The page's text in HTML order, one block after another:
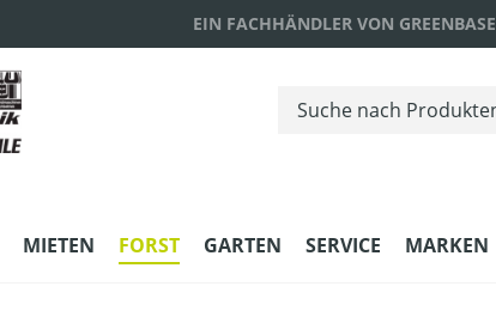
EIN FACHHÄNDLER VON GREENBASE
MIETEN FORST GARTEN SERVICE MARKEN